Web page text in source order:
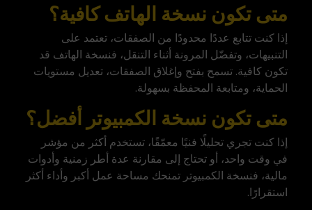
متى تكون نسخة الهاتف كافية؟
إذا كنت تتابع عددًا محدودًا من الصفقات، تعتمد على
التنبيهات، وتفضّل المرونة أثناء التنقل، فنسخة الهاتف قد
تكون كافية. تسمح بفتح وإغلاق الصفقات، تعديل مستويات
الحماية، ومتابعة المحفظة بسهولة.
متى تكون نسخة الكمبيوتر أفضل؟
إذا كنت تجري تحليلًا فنيًا معمّقًا، تستخدم أكثر من مؤشر
في وقت واحد، أو تحتاج إلى مقارنة عدة أطر زمنية وأدوات
مالية، فنسخة الكمبيوتر تمنحك مساحة عمل أكبر وأداء أكثر
استقرارًا.